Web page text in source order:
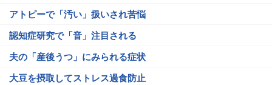
アトピーで「汚い」扱いされ苦悩
認知症研究で「音」注目される
夫の「産後うつ」にみられる症状
大豆を摂取してストレス過食防止